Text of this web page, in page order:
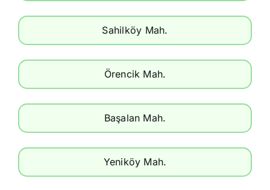
Sahilköy Mah.
Örencik Mah.
Başalan Mah.
Yeniköy Mah.